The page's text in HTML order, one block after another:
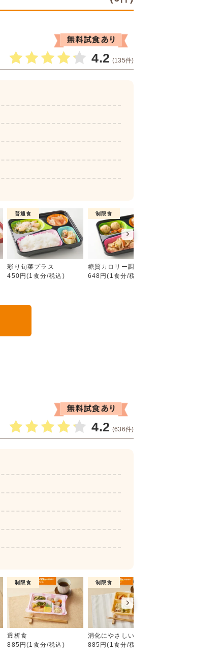
4.2 (135件)
彩り旬菜
普通食
彩り旬菜プラス
450円(1食分/税込)
制限食
糖質カロリー調整食
648円(1食分/税込)
4.2 (636件)
たんぱく・塩分調整食
制限食
透析食
885円(1食分/税込)
制限食
消化にやさしい食
885円(1食分/税込)